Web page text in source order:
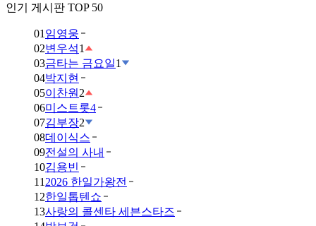
인기 게시판 TOP 50
01 임영웅
02변우석1
03금타는 금요일1
04박지현
05이찬원 2
06미스트롯4
07김부장2
08데이식스
09전설의 사내
10김용빈
11 2026 한일가왕전
12한일톱텐쇼
13사랑의 콜센타 세븐스타즈